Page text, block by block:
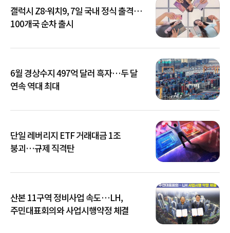
갤럭시 Z8·워치9, 7일 국내 정식 출격…
100개국 순차 출시
6월 경상수지 497억 달러 흑자…두 달
연속 역대 최대
단일 레버리지 ETF 거래대금 1조
붕괴…규제 직격탄
산본 11구역 정비사업 속도…LH,
주민대표회의와 사업시행약정 체결